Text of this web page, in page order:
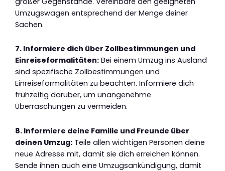
Umzugswagen entsprechend der Menge deiner
Sachen.
7. Informiere dich über Zollbestimmungen und
Einreiseformalitäten: Bei einem Umzug ins Ausland
sind spezifische Zollbestimmungen und
Einreiseformalitäten zu beachten. Informiere dich
frühzeitig darüber, um unangenehme
Überraschungen zu vermeiden.
8. Informiere deine Familie und Freunde über
deinen Umzug: Teile allen wichtigen Personen deine
neue Adresse mit, damit sie dich erreichen können.
Sende ihnen auch eine Umzugsankündigung, damit